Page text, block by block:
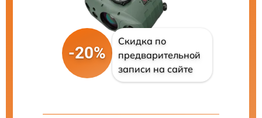
-20%
Скидка по
предварительной
записи на сайте